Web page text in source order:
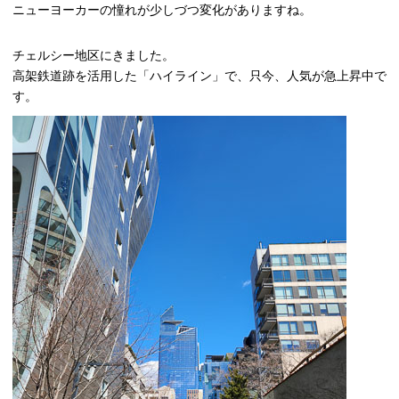
ニューヨーカーの憧れが少しづつ変化がありますね。
チェルシー地区にきました。
高架鉄道跡を活用した「ハイライン」で、只今、人気が急上昇中で
す。